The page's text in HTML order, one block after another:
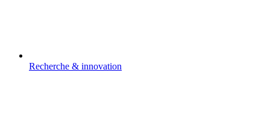
Recherche & innovation